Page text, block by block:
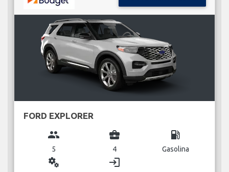
FORD EXPLORER
group
5
business_center
4
local_gas_station
Gasolina
miscellaneous_services login